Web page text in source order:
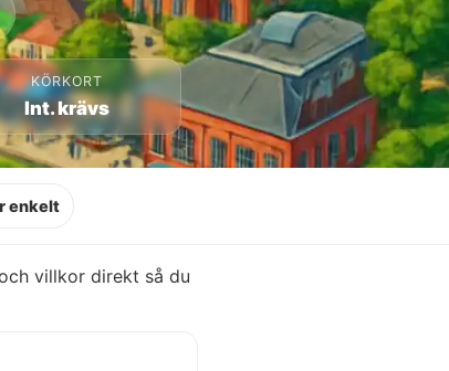
KÖRKORT
Int. krävs
enkelt
villkor direkt så du